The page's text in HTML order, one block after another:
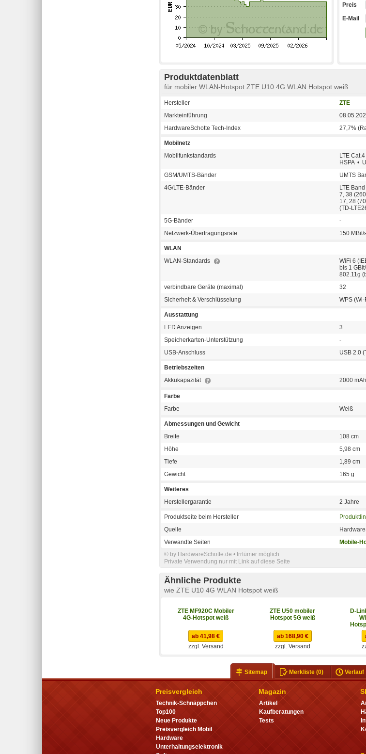
Preis
E-Mail
Produktdatenblatt
für mobiler WLAN-Hotspot ZTE U10 4G WLAN Hotspot weiß
Hersteller
ZTE
Markteinführung
HardwareSchotte Tech-Index
27,7%
Mobilnetz
Mobilfunkstandards
LTE
HSPA •
GSM/UMTS-Bänder
UMTS
4G/LTE-Bänder
LTE
7, 38
17, 28
(TD-
5G-Bänder
-
Netzwerk-Übertragungsrate
150 MBit/
WLAN
WLAN-Standards
WiFi 6
bis 1
802.11g
verbindbare Geräte (maximal)
32
Sicherheit & Verschlüsselung
WPS
Ausstattung
LED Anzeigen
3
Speicherkarten-Unterstützung
-
USB-Anschluss
USB 2.0
Betriebszeiten
Akkukapazität
2000 mAh
Farbe
Farbe
Weiß
Abmessungen und Gewicht
Breite
108 cm
Höhe
5,98 cm
Tiefe
1,89 cm
Gewicht
165 g
Weiteres
Herstellergarantie
2 Jahre
Produktseite beim Hersteller
Quelle
Verwandte Seiten
Mobile-
© by HardwareSchotte.de • Irrtümer möglich
Private Verwendung nur mit Link auf diese Seite
Ähnliche Produkte
wie ZTE U10 4G WLAN Hotspot weiß
ZTE MF920C Mobiler
4G-Hotspot weiß
ZTE U50 mobiler
Hotspot 5G weiß
D-
ab 41,98 €
zzgl. Versand
ab 168,90 €
zzgl. Versand
Sitemap Merkliste(0) Verlauf
Preisvergleich
Technik-Schnäppchen
Top100
Neue Produkte
Preisvergleich Mobil
Hardware
Unterhaltungselektronik
Magazin
Artikel
Kaufberatungen
Tests